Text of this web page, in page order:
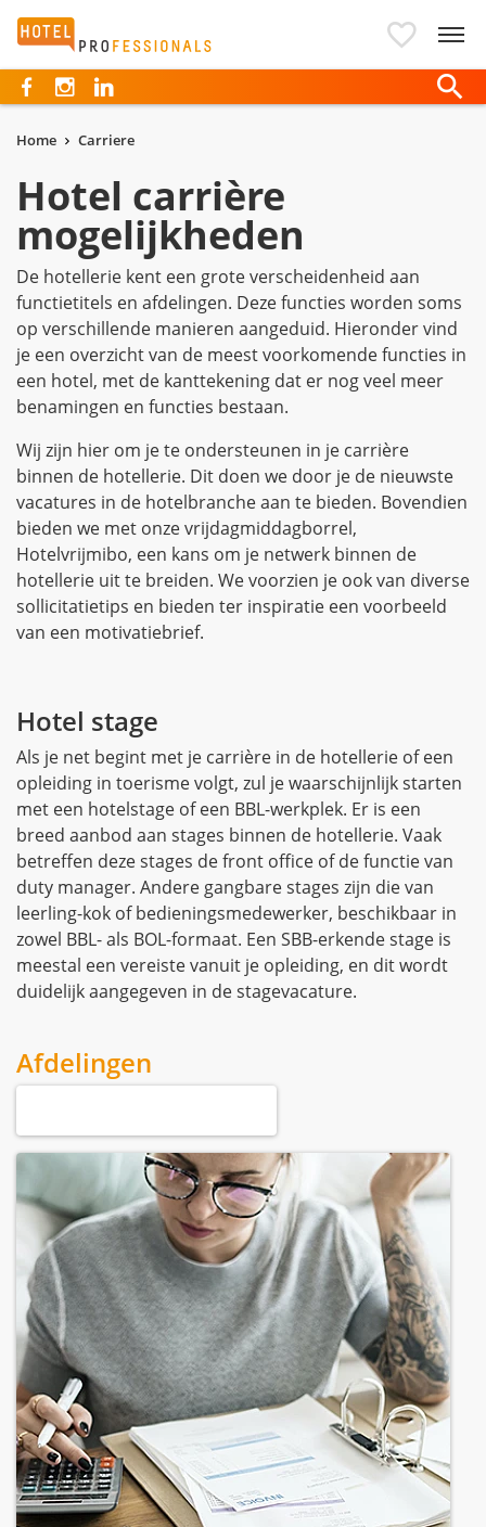
Hotelprofessionals
Home Carriere
Hotel carrière
mogelijkheden
De hotellerie kent een grote verscheidenheid aan
functietitels en afdelingen. Deze functies worden soms
op verschillende manieren aangeduid. Hieronder vind
je een overzicht van de meest voorkomende functies in
een hotel, met de kanttekening dat er nog veel meer
benamingen en functies bestaan.
Wij zijn hier om je te ondersteunen in je carrière
binnen de hotellerie. Dit doen we door je de nieuwste
vacatures in de hotelbranche aan te bieden. Bovendien
bieden we met onze vrijdagmiddagborrel,
Hotelvrijmibo, een kans om je netwerk binnen de
hotellerie uit te breiden. We voorzien je ook van diverse
sollicitatietips en bieden ter inspiratie een voorbeeld
van een motivatiebrief.
Hotel stage
Als je net begint met je carrière in de hotellerie of een
opleiding in toerisme volgt, zul je waarschijnlijk starten
met een hotelstage of een BBL-werkplek. Er is een
breed aanbod aan stages binnen de hotellerie. Vaak
betreffen deze stages de front office of de functie van
duty manager. Andere gangbare stages zijn die van
leerling-kok of bedieningsmedewerker, beschikbaar in
zowel BBL- als BOL-formaat. Een SBB-erkende stage is
meestal een vereiste vanuit je opleiding, en dit wordt
duidelijk aangegeven in de stagevacature.
Afdelingen